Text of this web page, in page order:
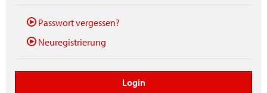
Passwort vergessen?
Neuregistrierung